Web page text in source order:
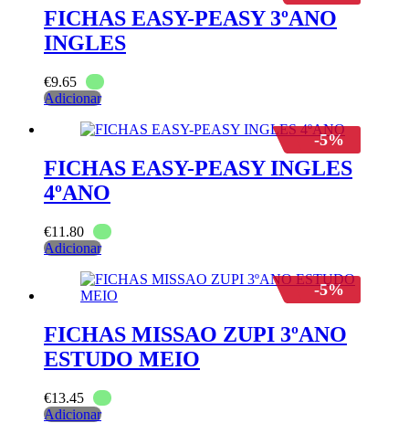
FICHAS EASY-PEASY 3ºANO
INGLES
€9.65
Adicionar
-5%
FICHAS EASY-PEASY INGLES
4ºANO
€11.80
Adicionar
-5%
FICHAS MISSAO ZUPI 3ºANO
ESTUDO MEIO
€13.45
Adicionar